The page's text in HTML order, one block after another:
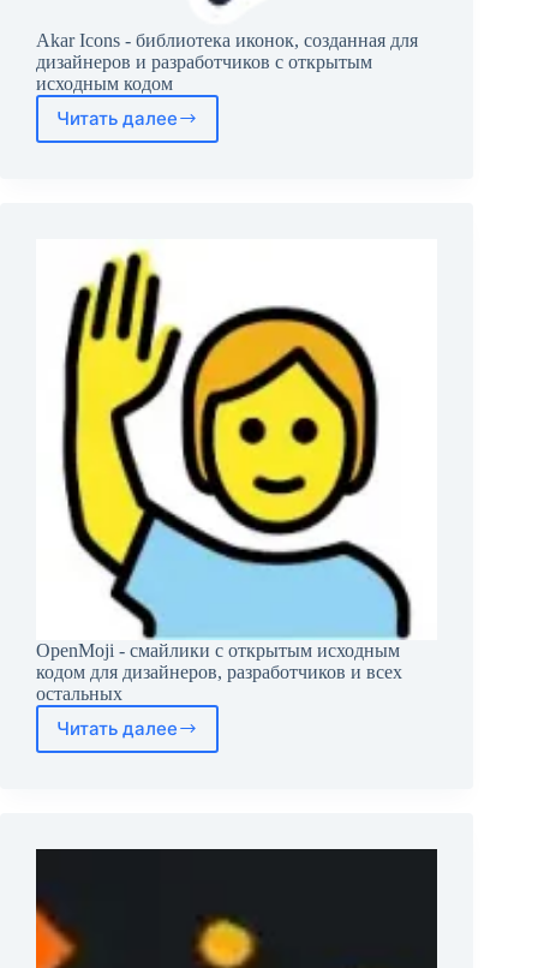
Akar Icons - библиотека иконок, созданная для
дизайнеров и разработчиков с открытым
исходным кодом
Читать далее
Akar
Icons
OpenMoji - смайлики с открытым исходным
кодом для дизайнеров, разработчиков и всех
остальных
Читать далее
OpenMoji